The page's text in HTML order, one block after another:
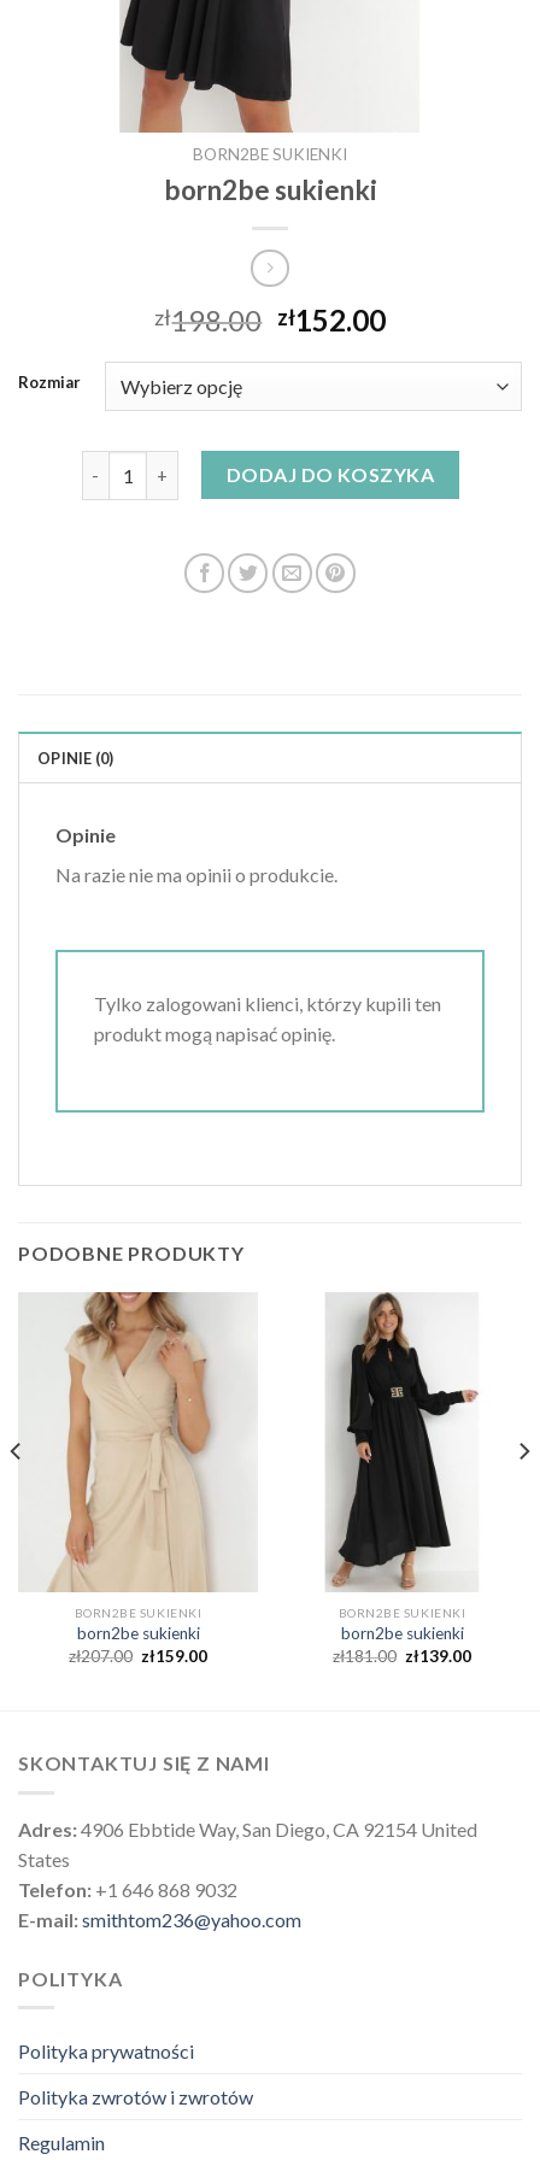
BORN2BE SUKIENKI
born2be sukienki
zł198.00 zł152.00
Rozmiar
ilość born2be sukienkiDODAJ DO KOSZYKA
OPINIE (0)
Opinie
Na razie nie ma opinii o produkcie.
Tylko zalogowani klienci, którzy kupili ten
produkt mogą napisać opinię.
PODOBNE PRODUKTY
BORN2BE SUKIENKI
born2be sukienki
zł207.00 zł159.00
BORN2BE SUKIENKI
born2be sukienki
zł181.00 zł139.00
SKONTAKTUJ SIĘ Z NAMI
Adres:4906 Ebbtide Way, San Diego, CA 92154 United
States
Telefon: +1 646 868 9032
E-mail:smithtom236@yahoo.com
POLITYKA
Polityka prywatności
Polityka zwrotów i zwrotów
Regulamin